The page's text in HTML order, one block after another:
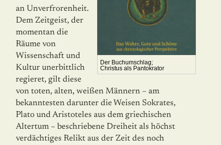
Der Buchumschlag;
Christus als Pantokrator
an Unverfrorenheit.
Dem Zeitgeist, der
momentan die
Räume von
Wissenschaft und
Kultur unerbittlich
regieret, gilt diese
von toten, alten, weißen Männern – am
bekanntesten darunter die Weisen Sokrates,
Plato und Aristoteles aus dem griechischen
Altertum – beschriebene Dreiheit als höchst
verdächtiges Relikt aus der Zeit des noch